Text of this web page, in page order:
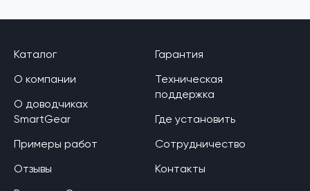
Каталог
О компании
О доводчиках
SmartGear
Примеры работ
Отзывы
Гарантия
Техническая
поддержка
Где установить
Сотрудничество
Контакты